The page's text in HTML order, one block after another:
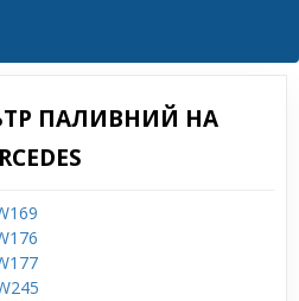
ПАЛИВНИЙ НА